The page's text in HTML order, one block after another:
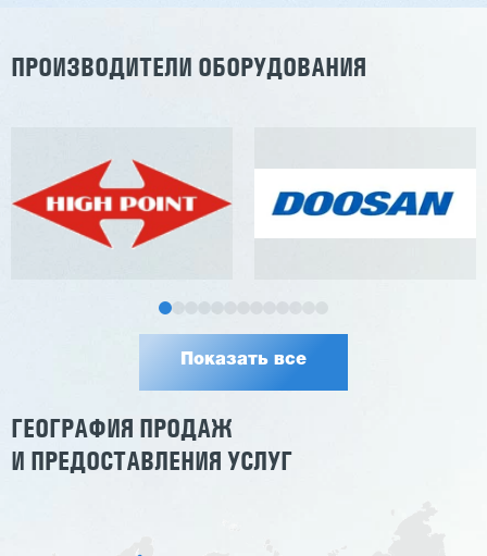
ПРОИЗВОДИТЕЛИ ОБОРУДОВАНИЯ
Показать все
ГЕОГРАФИЯ ПРОДАЖ
И ПРЕДОСТАВЛЕНИЯ УСЛУГ